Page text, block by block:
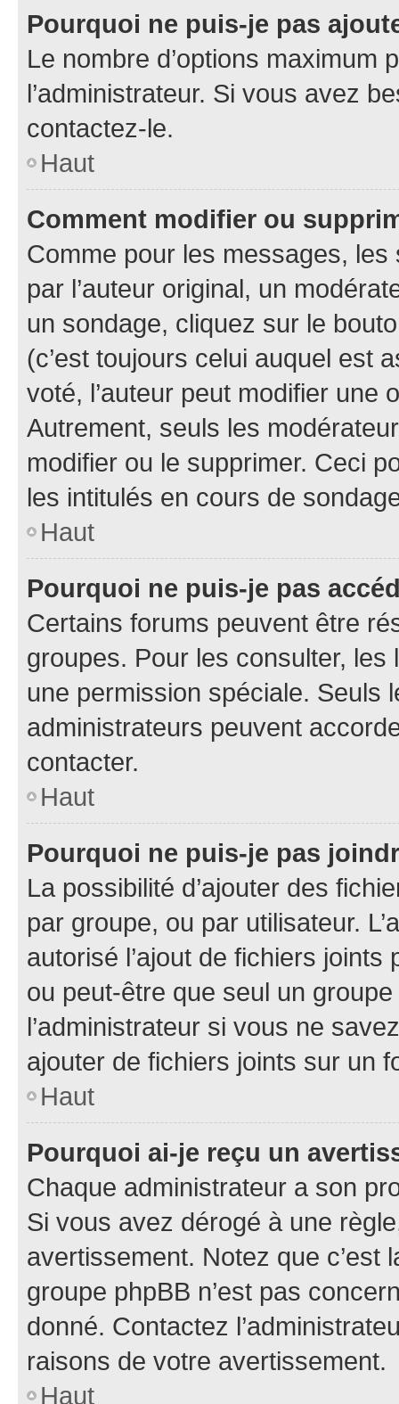
Pourquoi ne puis-je pas
Le nombre d’options maximum
l’administrateur. Si vous avez
contactez-le.
Haut
Comment modifier ou
Comme pour les messages,
par l’auteur original, un
un sondage, cliquez sur le
(c’est toujours celui auquel est
voté, l’auteur peut modifier une
Autrement, seuls les
modifier ou le supprimer. Ceci
les intitulés en cours de
Haut
Pourquoi ne puis-je pas
Certains forums peuvent être
groupes. Pour les consulter,
une permission spéciale. Seuls
administrateurs peuvent
contacter.
Haut
Pourquoi ne puis-je pas
La possibilité d’ajouter des
par groupe, ou par utilisateur.
autorisé l’ajout de fichiers
ou peut-être que seul un
l’administrateur si vous ne
ajouter de fichiers joints sur un
Haut
Pourquoi ai-je reçu un
Chaque administrateur a son
Si vous avez dérogé à une
avertissement. Notez que c’est
groupe phpBB n’est pas
donné. Contactez
raisons de votre avertissement.
Haut